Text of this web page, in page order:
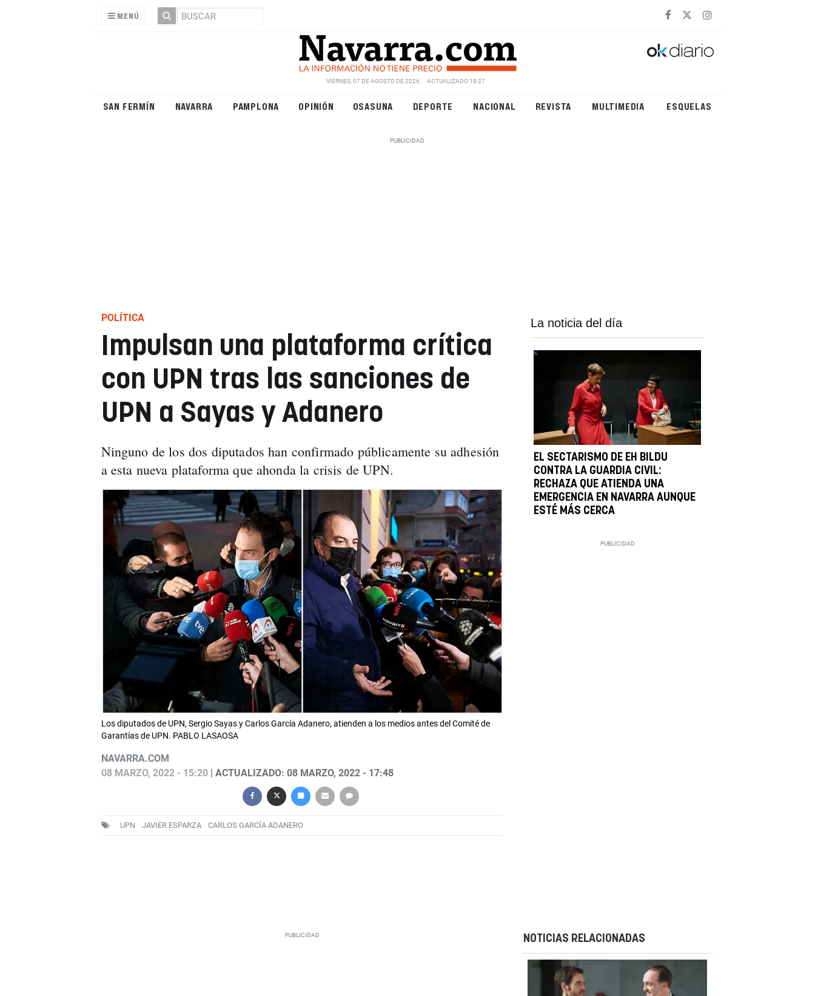
MENÚ
VIERNES, 07 DE AGOSTO DE 2026 ACTUALIZADO 18:27
SAN FERMÍN NAVARRA PAMPLONA OPINIÓN OSASUNA DEPORTE NACIONAL REVISTA MULTIMEDIA ESQUELAS
POLÍTICA
Impulsan una plataforma crítica
con UPN tras las sanciones de
UPN a Sayas y Adanero
Ninguno de los dos diputados han confirmado públicamente su adhesión
a esta nueva plataforma que ahonda la crisis de UPN.
Los diputados de UPN, Sergio Sayas y Carlos García Adanero, atienden a los medios antes del Comité de
Garantías de UPN. PABLO LASAOSA
NAVARRA.COM
08 MARZO, 2022 - 15:20| ACTUALIZADO: 08 MARZO, 2022 - 17:48
UPN JAVIER ESPARZA CARLOS GARCÍA ADANERO
La noticia del día
EL SECTARISMO DE EH BILDU
CONTRA LA GUARDIA CIVIL:
RECHAZA QUE ATIENDA UNA
EMERGENCIA EN NAVARRA AUNQUE
ESTÉ MÁS CERCA
NOTICIAS RELACIONADAS